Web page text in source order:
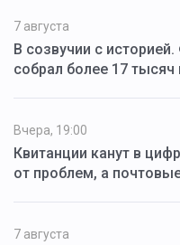
7 августа
В созвучии с
собрал более 17 тысяч
Вчера, 19:00
Квитанции канут в
от проблем, а
7 августа